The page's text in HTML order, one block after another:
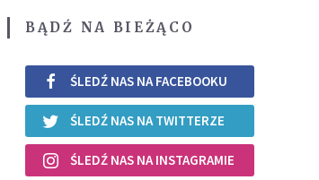
BĄDŹ NA BIEŻĄCO
ŚLEDŹ NAS NA FACEBOOKU
ŚLEDŹ NAS NA TWITTERZE
ŚLEDŹ NAS NA INSTAGRAMIE